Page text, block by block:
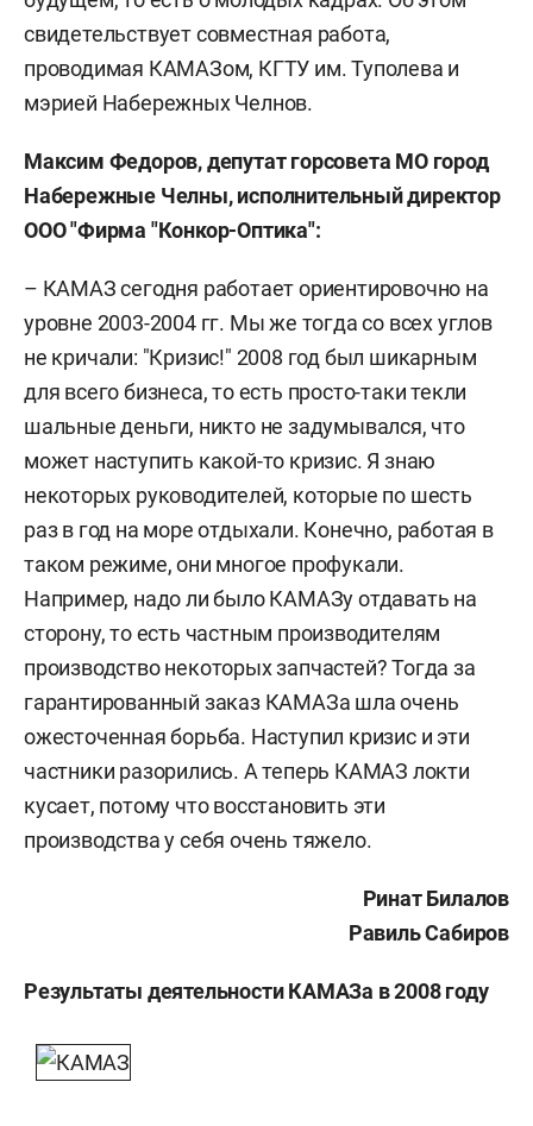
свидетельствует совместная работа,
проводимая КАМАЗом, КГТУ им. Туполева и
мэрией Набережных Челнов.
Максим Федоров, депутат горсовета МО город
Набережные Челны, исполнительный директор
ООО "Фирма "Конкор-Оптика":
– КАМАЗ сегодня работает ориентировочно на
уровне 2003-2004 гг. Мы же тогда со всех углов
не кричали: "Кризис!" 2008 год был шикарным
для всего бизнеса, то есть просто-таки текли
шальные деньги, никто не задумывался, что
может наступить какой-то кризис. Я знаю
некоторых руководителей, которые по шесть
раз в год на море отдыхали. Конечно, работая в
таком режиме, они многое профукали.
Например, надо ли было КАМАЗу отдавать на
сторону, то есть частным производителям
производство некоторых запчастей? Тогда за
гарантированный заказ КАМАЗа шла очень
ожесточенная борьба. Наступил кризис и эти
частники разорились. А теперь КАМАЗ локти
кусает, потому что восстановить эти
производства у себя очень тяжело.
Ринат Билалов
Равиль Сабиров
Результаты деятельности КАМАЗа в 2008 году